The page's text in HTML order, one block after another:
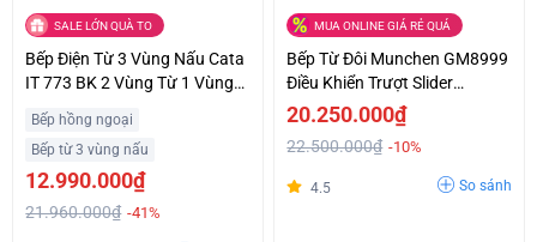
SALE LỚN QUÀ TO
Bếp Điện Từ 3 Vùng Nấu Cata
IT 773 BK 2 Vùng Từ 1 Vùng
Điện Giá Ưu Đãi
Bếp hồng ngoại
Bếp từ 3 vùng nấu
12.990.000₫
21.960.000₫ -41%
MUA ONLINE GIÁ RẺ QUÁ
Bếp Từ Đôi Munchen GM8999
Điều Khiển Trượt Slider
Control Siêu Ưu Đãi
20.250.000₫
22.500.000₫ -10%
4.5 So sánh